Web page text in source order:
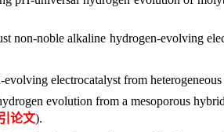
non-noble alkaline hydrogen-evolving
evolving electrocatalyst from
evolution from a mesoporous
论文).